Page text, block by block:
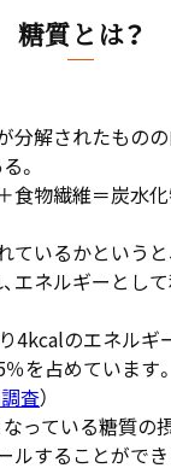
糖質とは？
分解されたもの
。
食物繊維＝炭水
ているかという
エネルギーとし
4kcalのエネルギ
を占めています。
査）
っている糖質の
ルすることがで